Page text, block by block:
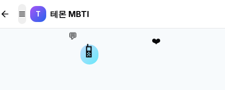
본문 바로가기
메뉴 토글
T 테몬 MBTI
📱
💬 ❤️